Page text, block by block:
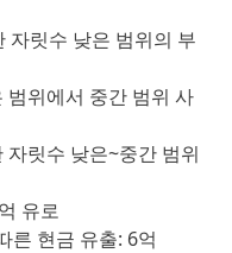
자릿수 낮은 범위의 부
범위에서 중간 범위 사
릿수 낮은~중간 범위
유로
른 현금 유출: 6억